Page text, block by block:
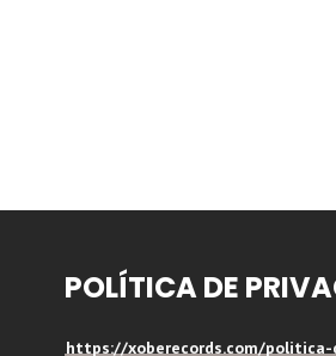
POLÍTICA DE
https://xoberecords.com/